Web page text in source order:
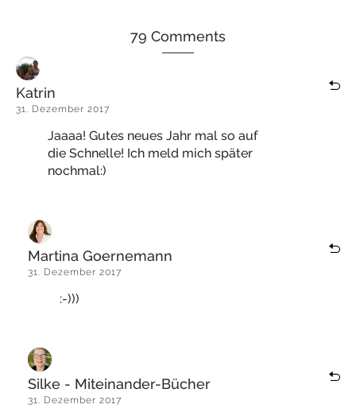
79 Comments
Katrin
31. Dezember 2017
Jaaaa! Gutes neues Jahr mal so auf
die Schnelle! Ich meld mich später
nochmal:)
Martina Goernemann
31. Dezember 2017
:-)))
Silke - Miteinander-Bücher
31. Dezember 2017